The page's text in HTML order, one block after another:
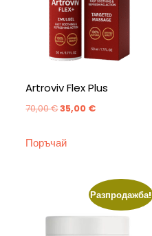
Artroviv Flex Plus
70,00€Original
was:
35,00 €Текущата
Поръчай
Разпродажба!